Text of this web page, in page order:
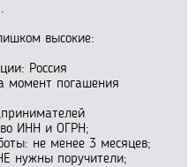
высокие:
Россия
момент погашения
ИНН и ОГРН;
не менее 3 месяцев;
нужны поручители;